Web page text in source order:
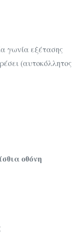
γωνία εξέτασης
(αυτοκόλλητος
οθόνη